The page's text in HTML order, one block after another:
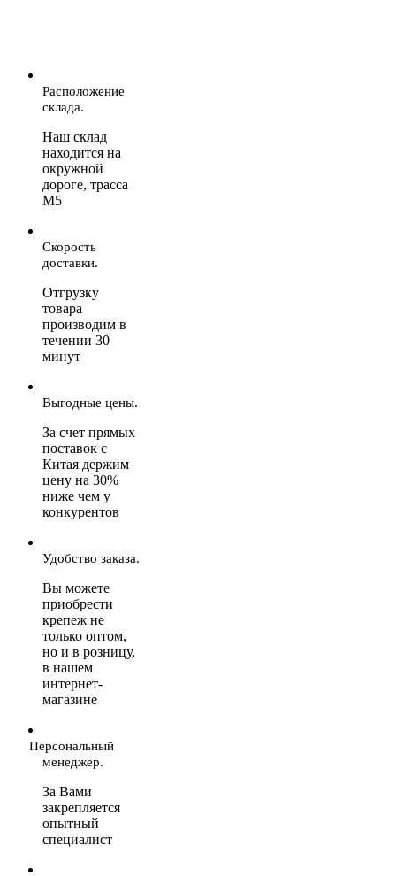
Расположение
склада.
Наш склад
находится на
окружной
дороге, трасса
М5
Скорость
доставки.
Отгрузку
товара
производим в
течении 30
минут
Выгодные цены.
За счет прямых
поставок с
Китая держим
цену на 30%
ниже чем у
конкурентов
Удобство заказа.
Вы можете
приобрести
крепеж не
только оптом,
но и в розницу,
в нашем
интернет-
магазине
Персональный
менеджер.
За Вами
закрепляется
опытный
специалист